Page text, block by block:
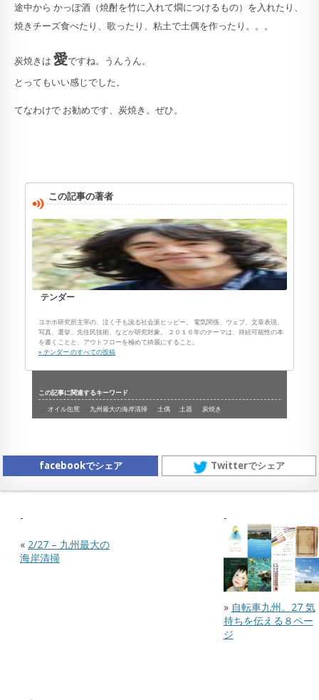
途中から かっぽ酒（焼酎を竹に入れて燗につけるもの）を入れたり、
焼きチーズ食べたり、歌ったり、粘土で土偶を作ったり。。。
炭焼きは 愛ですね。うんうん。
とってもいい感じでした。
てなわけで お勧めです、炭焼き。ぜひ。
この記事の著者
テンダー
ヨホホ研究所主宰の、泣く子も訛る社会派ヒッピー。 電気関係、ウェブ、文章表現、
写真、選挙、先住民技術、などが研究対象。 ２０１６年のテーマは、持続可能性の本
を書くことと、アウトフローを極めて綺麗にすること。
» テンダー のすべての投稿
この記事に関連するキーワード
オイル缶窯
九州最大の海岸清掃 土偶 土器 炭焼き
facebookでシェア Twitterでシェア
« 2/27 – 九州最大の
海岸清掃
» 自転車九州。27 気
持ちを伝える８ペー
ジ